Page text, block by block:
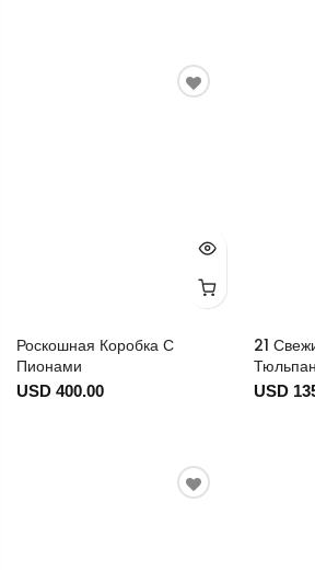
Роскошная Коробка С
Пионами
USD 400.00
21
USD